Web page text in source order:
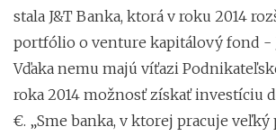
stala J&T Banka, ktorá v roku 2014
portfólio o venture kapitálový fond -
Vďaka nemu majú víťazi
roka 2014 možnosť získať investíciu
€. „Sme banka, v ktorej pracuje